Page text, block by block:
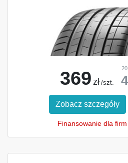
369 zł /szt.
Zobacz szczegóły
Finansowanie dla firm